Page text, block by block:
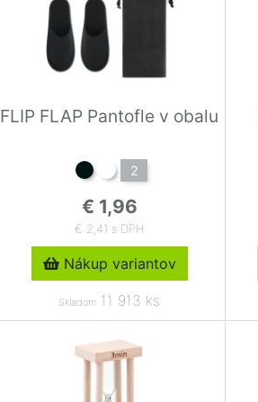
FLIP FLAP Pantofle v obalu
2
€ 1,96
€ 2,41 s DPH
Nákup variantov
Skladom 11 913 ks